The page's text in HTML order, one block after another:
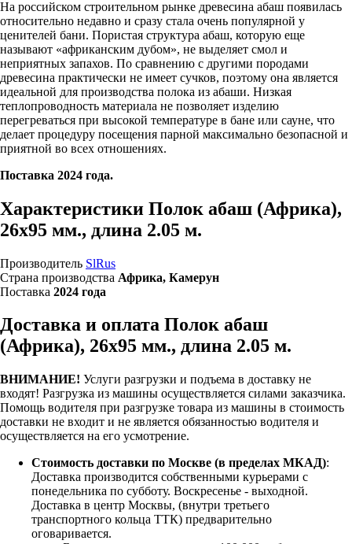
На российском строительном рынке древесина абаш появилась
относительно недавно и сразу стала очень популярной у
ценителей бани. Пористая структура абаш, которую еще
называют «африканским дубом», не выделяет смол и
неприятных запахов. По сравнению с другими породами
древесина практически не имеет сучков, поэтому она является
идеальной для производства полока из абаши. Низкая
теплопроводность материала не позволяет изделию
перегреваться при высокой температуре в бане или сауне, что
делает процедуру посещения парной максимально безопасной и
приятной во всех отношениях.
Поставка 2024 года.
Характеристики Полок абаш (Африка),
26х95 мм., длина 2.05 м.
Производитель SlRus
Страна производства Африка, Камерун
Поставка 2024 года
Доставка и оплата Полок абаш
(Африка), 26х95 мм., длина 2.05 м.
ВНИМАНИЕ! Услуги разгрузки и подъема в доставку не
входят! Разгрузка из машины осуществляется силами заказчика.
Помощь водителя при разгрузке товара из машины в стоимость
доставки не входит и не является обязанностью водителя и
осуществляется на его усмотрение.
Стоимость доставки по Москве (в пределах МКАД):
Доставка производится собственными курьерами с
понедельника по субботу. Воскресенье - выходной.
Доставка в центр Москвы, (внутри третьего
транспортного кольца ТТК) предварительно
оговаривается.